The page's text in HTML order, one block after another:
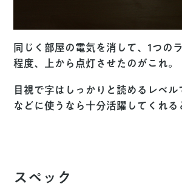
同じく部屋の電気を消して、1つの
程度、上から点灯させたのがこれ。
目視で字はしっかりと読めるレベル
などに使うなら十分活躍してくれる
スペック